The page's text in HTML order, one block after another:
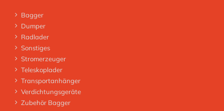
Bagger
Dumper
Radlader
Sonstiges
Stromerzeuger
Teleskoplader
Transportanhänger
Verdichtungsgeräte
Zubehör Bagger